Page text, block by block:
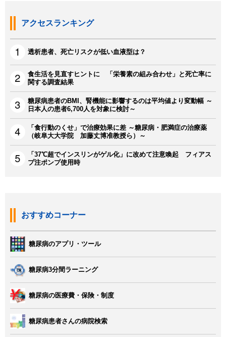
アクセスランキング
透析患者、死亡リスクが低い血液型は？
食生活を見直すヒントに 「栄養素の組み合わせ」と死亡率に
関する調査結果
糖尿病患者のBMI、腎機能に影響するのは平均値より変動幅 ～
日本人の患者6,700人を対象に検討～
「食行動のくせ」で治療効果に差 ～糖尿病・肥満症の治療薬
（岐阜大大学院 加藤丈博准教授ら）～
「37℃超でインスリンがゲル化」に改めて注意喚起 フィアス
プ注ポンプ使用時
おすすめコーナー
糖尿病のアプリ・ツール
糖尿病3分間ラーニング
糖尿病の医療費・保険・制度
糖尿病患者さんの病院検索